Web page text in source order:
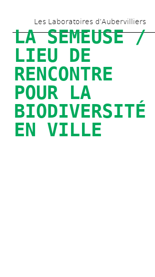
to
main
content
Les Laboratoires d’Aubervilliers
LA SEMEUSE /
LIEU DE
RENCONTRE
POUR LA
BIODIVERSITÉ
EN VILLE